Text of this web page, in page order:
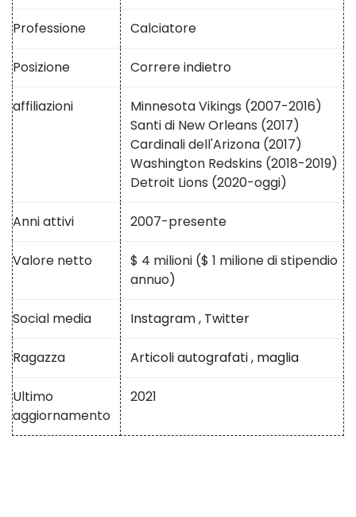
Professione Calciatore
Posizione Correre indietro
affiliazioni
Minnesota Vikings (2007-2016)
Santi di New Orleans (2017)
Cardinali dell'Arizona (2017)
Washington Redskins (2018-2019)
Detroit Lions (2020-oggi)
Anni attivi 2007-presente
Valore netto
$ 4 milioni ($ 1 milione di stipendio
annuo)
Social media Instagram, Twitter
Ragazza Articoli autografati, maglia
Ultimo
aggiornamento
2021